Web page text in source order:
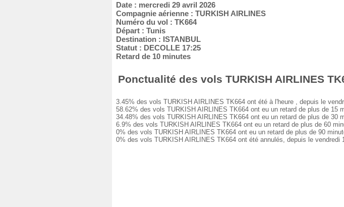
Date : mercredi 29 avril 2026
Compagnie aérienne : TURKISH AIRLINES
Numéro du vol : TK664
Départ : Tunis
Destination : ISTANBUL
Statut : DECOLLE 17:25
Retard de 10 minutes
Ponctualité des vols TURKISH AIRLINES
3.45% des vols TURKISH AIRLINES TK664 ont été à l'heure , depuis le
58.62% des vols TURKISH AIRLINES TK664 ont eu un retard de plus de 15
34.48% des vols TURKISH AIRLINES TK664 ont eu un retard de plus de 30
6.9% des vols TURKISH AIRLINES TK664 ont eu un retard de plus de 60
0% des vols TURKISH AIRLINES TK664 ont eu un retard de plus de 90
0% des vols TURKISH AIRLINES TK664 ont été annulés, depuis le vendredi